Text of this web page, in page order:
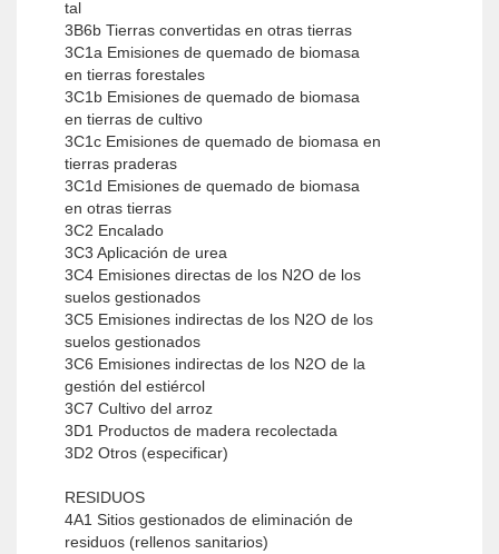
tal
3B6b Tierras convertidas en otras tierras
3C1a Emisiones de quemado de biomasa
en tierras forestales
3C1b Emisiones de quemado de biomasa
en tierras de cultivo
3C1c Emisiones de quemado de biomasa en
tierras praderas
3C1d Emisiones de quemado de biomasa
en otras tierras
3C2 Encalado
3C3 Aplicación de urea
3C4 Emisiones directas de los N2O de los
suelos gestionados
3C5 Emisiones indirectas de los N2O de los
suelos gestionados
3C6 Emisiones indirectas de los N2O de la
gestión del estiércol
3C7 Cultivo del arroz
3D1 Productos de madera recolectada
3D2 Otros (especificar)
RESIDUOS
4A1 Sitios gestionados de eliminación de
residuos (rellenos sanitarios)